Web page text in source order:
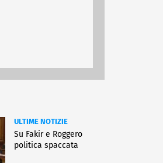
ULTIME NOTIZIE
Su Fakir e Roggero
politica spaccata